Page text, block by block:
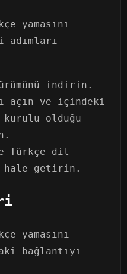
yamasını
adımları
indirin.
açın ve içindeki
kurulu olduğu
Türkçe dil
hale getirin.
yamasını
bağlantıyı